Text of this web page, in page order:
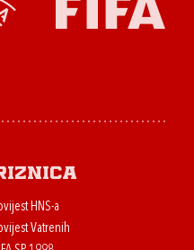
HNS-a
Vatrenih